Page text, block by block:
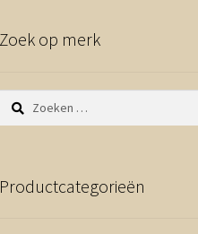
Zoek op merk
Zoeken
naar:
Productcategorieën